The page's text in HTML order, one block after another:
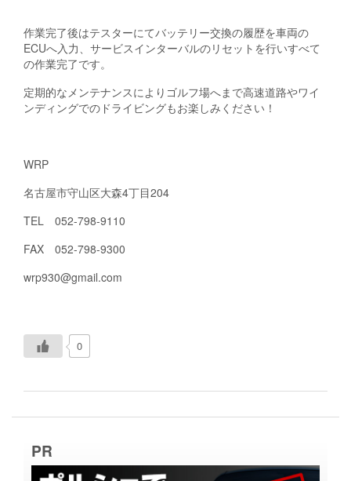
作業完了後はテスターにてバッテリー交換の履歴を車両の
ECUへ入力、サービスインターバルのリセットを行いすべて
の作業完了です。
定期的なメンテナンスによりゴルフ場へまで高速道路やワイ
ンディングでのドライビングもお楽しみください！
WRP
名古屋市守山区大森4丁目204
TEL 052-798-9110
FAX 052-798-9300
wrp930@gmail.com
0
PR